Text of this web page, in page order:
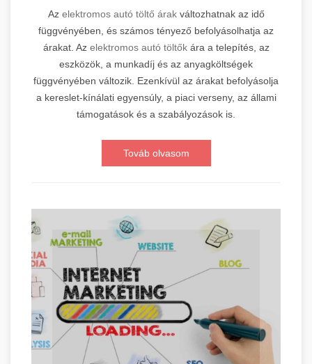
Az elektromos autó töltő árakváltozhatnak az idő
függvényében, és számos tényező befolyásolhatja az
árakat. Az elektromos autó töltőkára a telepítés, az
eszközök, a munkadíj és az anyagköltségek
függvényében változik. Ezenkívül az árakat befolyásolja
a kereslet-kínálati egyensúly, a piaci verseny, az állami
támogatások és a szabályozások is.
Továb olvasom